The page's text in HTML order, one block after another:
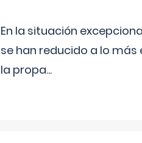
En la situación
se han reducido a lo
la propa...